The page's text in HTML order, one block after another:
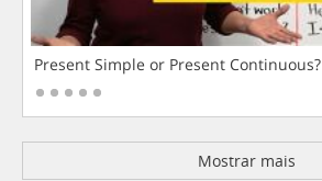
Present Simple or Present Continuous?
Mostrar mais